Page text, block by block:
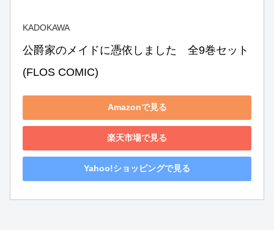
KADOKAWA
公爵家のメイドに憑依しました　全9巻セット
(FLOS COMIC)
Amazonで見る
楽天市場で見る
Yahoo!ショッピングで見る